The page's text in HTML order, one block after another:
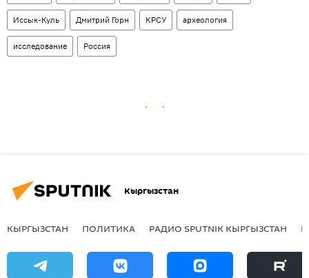
Иссык-Куль Дмитрий Горн КРСУ археология
исследование Россия
Кыргызстан
КЫРГЫЗСТАН ПОЛИТИКА РАДИО SPUTNIK КЫРГЫЗСТАН